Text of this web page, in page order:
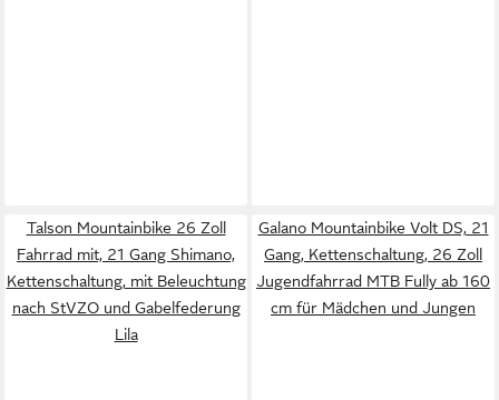
Talson Mountainbike 26 Zoll
Fahrrad mit, 21 Gang Shimano,
Kettenschaltung, mit Beleuchtung
nach StVZO und Gabelfederung
Lila
Galano Mountainbike Volt DS, 21
Gang, Kettenschaltung, 26 Zoll
Jugendfahrrad MTB Fully ab 160
cm für Mädchen und Jungen